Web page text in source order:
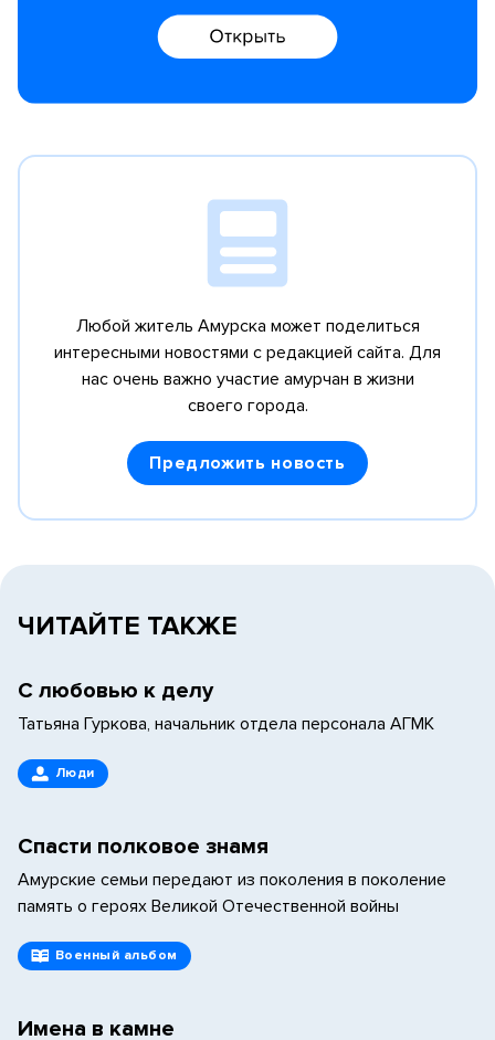
Любой житель Амурска может поделиться
интересными новостями с редакцией сайта. Для
нас очень важно участие амурчан в жизни
своего города.
Предложить новость
ЧИТАЙТЕ ТАКЖЕ
С любовью к делу
Татьяна Гуркова, начальник отдела персонала АГМК
Люди
Спасти полковое знамя
Амурские семьи передают из поколения в поколение
память о героях Великой Отечественной войны
Военный альбом
Имена в камне